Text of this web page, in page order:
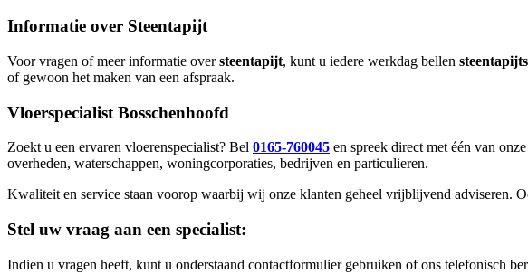
Informatie over Steentapijt
Voor vragen of meer informatie oversteentapijt, kunt u iedere werkdag bellen steentapijt
of gewoon het maken van een afspraak.
Vloerspecialist Bosschenhoofd
Zoekt u een ervaren vloerenspecialist? Bel 0165-760045 en spreek direct met één van
overheden, waterschappen, woningcorporaties, bedrijven en particulieren.
Kwaliteit en service staan voorop waarbij wij onze klanten geheel vrijblijvend adviseren.
Stel uw vraag aan een specialist:
Indien u vragen heeft, kunt u onderstaand contactformulier gebruiken of ons telefonisch